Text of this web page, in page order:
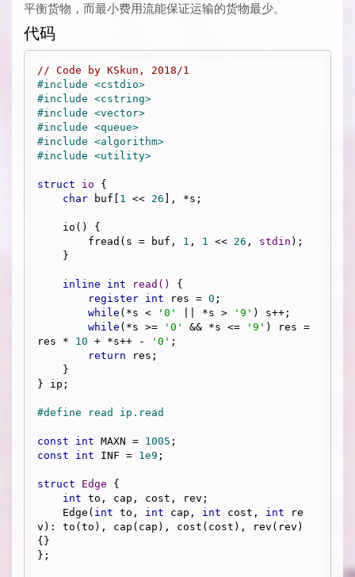
平衡货物，而最小费用流能保证运输的货物最少。
代码
// Code by KSkun, 2018/1
#include <cstdio>
#include <cstring>
#include <vector>
#include <queue>
#include <algorithm>
#include <utility>
struct io {
char buf[ 1 << 26 ], *s;
        fread(s = buf,
1 , 1 << 26 , stdin );
inline int read ()
{
register int res = 0 ;
while (*s < '0' || *s > '9' ) s++;
while (*s >= '0' && *s <= '9' ) res =
res * 10 + *s++ - '0' ;
return res;
} ip;
#define read ip.read
const int MAXN = 1005
const
int INF = 1e9 ;
struct Edge {
int to, cap, cost, rev;
    Edge(
int to, int cap, int cost, int re
v): to(to), cap(cap), cost(cost), rev(rev)
{}
};